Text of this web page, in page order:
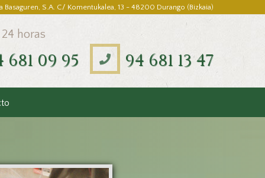
Basaguren, S.A. C/ Komentukalea, 13 - 48200 Durango (Bizkaia)
horas
681 09 95 94 681 13 47